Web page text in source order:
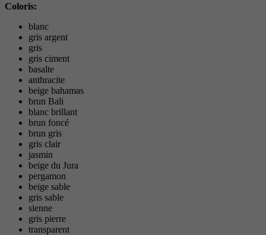
Coloris:
blanc
gris argent
gris
gris ciment
basalte
anthracite
beige bahamas
brun Bali
blanc brillant
brun foncé
brun gris
gris clair
jasmin
beige du Jura
pergamon
beige sable
gris sable
sienne
gris pierre
transparent